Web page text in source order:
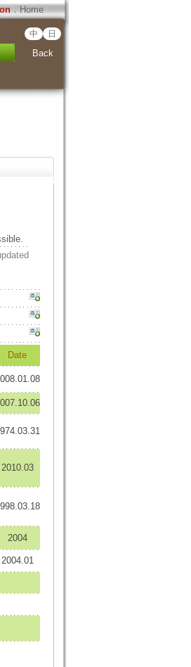
．Home
中 日
Back
Date
2010.03
2004
2004.01